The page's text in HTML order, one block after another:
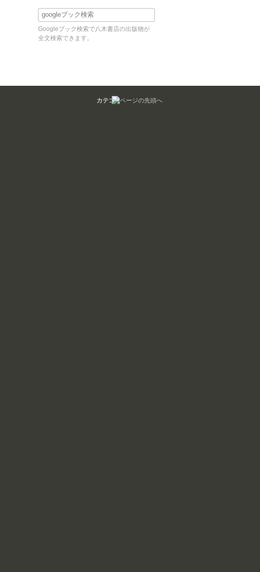
Googleブック検索で八木書店の出版物が
全文検索できます。
カテゴリ